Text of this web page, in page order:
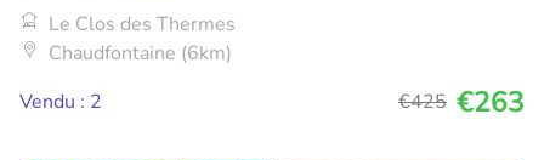
Le Clos des Thermes
Chaudfontaine (6km)
Vendu : 2
€425 €263